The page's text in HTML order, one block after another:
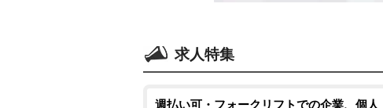
求人特集
週払い可・フォークリフトでの企業、個人